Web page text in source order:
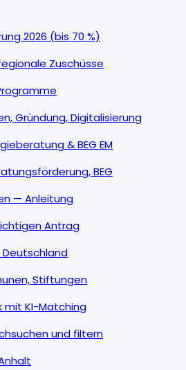
2026 (bis 70 %)
regionale Zuschüsse
Gründung, Digitalisierung
& BEG EM
BEG
— Anleitung
Antrag
Stiftungen
KI-Matching
und filtern